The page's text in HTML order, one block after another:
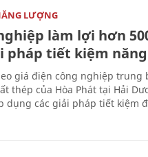
LƯỢNG
làm lợi hơn
pháp tiết kiệm
giá điện công nghiệp trung
thép của Hòa Phát tại Hải
dụng các giải pháp tiết kiệm